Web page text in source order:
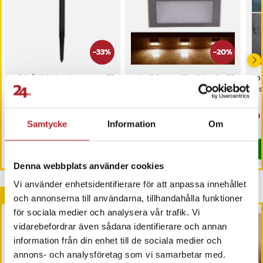
Samtycke Information Om
Denna webbplats använder cookies
Vi använder enhetsidentifierare för att anpassa innehållet
och annonserna till användarna, tillhandahålla funktioner
för sociala medier och analysera vår trafik. Vi
vidarebefordrar även sådana identifierare och annan
information från din enhet till de sociala medier och
annons- och analysföretag som vi samarbetar med.
-33%
Trädgårdsbelysning
solceller 3-pack
159 krTidigare pris
I lager, levereras inom 1-2 vardagar
-20%
Solcellslampa för räcke /
159 krTidigare pris 199 kr
I lager, levereras inom 1-2 vardagar
Andra köpte också